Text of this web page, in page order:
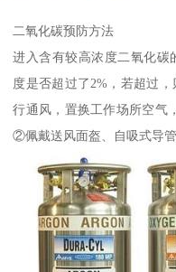
二氧化碳预防方法
进入含有较高浓度二氧化碳
度是否超过了2%，若超过
行通风，置换工作场所空气
②佩戴送风面盔、自吸式导